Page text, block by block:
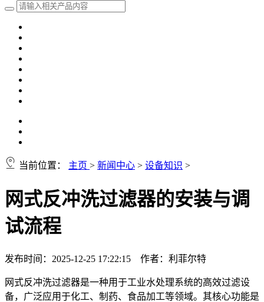
当前位置： 主页 > 新闻中心 > 设备知识 >
网式反冲洗过滤器的安装与调
试流程
发布时间：2025-12-25 17:22:15 作者：利菲尔特
网式反冲洗过滤器是一种用于工业水处理系统的高效过滤设
备，广泛应用于化工、制药、食品加工等领域。其核心功能是